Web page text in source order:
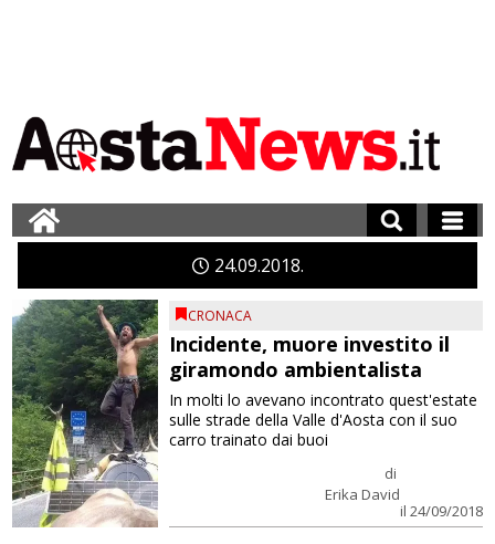
2409 2018
CRONACA
Incidente, muore investito il
giramondo ambientalista
di
Erika David
il 24/09/2018
In molti lo avevano incontrato quest'estate
sulle strade della Valle d'Aosta con il suo
carro trainato dai buoi